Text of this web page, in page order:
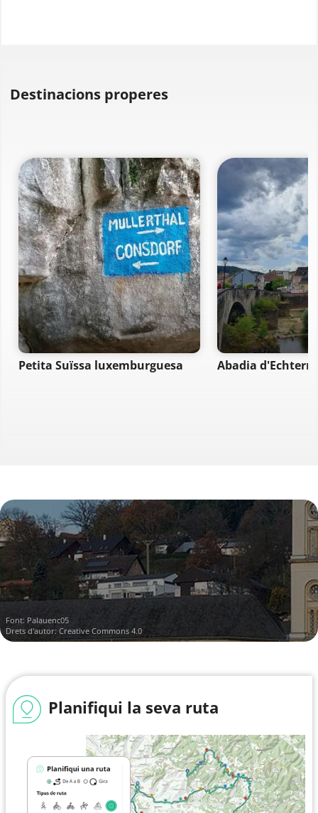
Destinacions properes
Petita Suïssa luxemburguesa Abadia
Font: Palauenc05
Drets d'autor: Creative Commons 4.0
Planifiqui la seva ruta